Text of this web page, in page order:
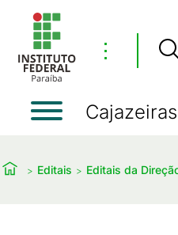
⋮
Cajazeiras
Editais Editais da